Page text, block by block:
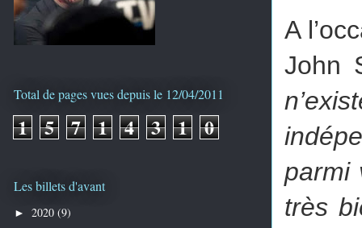
A
John
parmi
très
Total de pages vues depuis le 12/04/2011
1 5 7 1 4 3 1 0
Les billets d'avant
► 2020 (9)